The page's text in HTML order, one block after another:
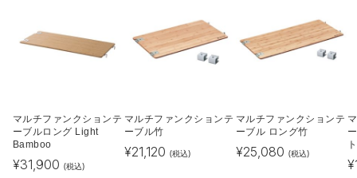
マルチファンクションテ
ーブルロング Light
Bamboo
¥31,900 (税込)
マルチファンクションテ
ーブル竹
¥21,120 (税込)
マルチファンクションテ
ーブル ロング竹
¥25,080 (税込)
¥